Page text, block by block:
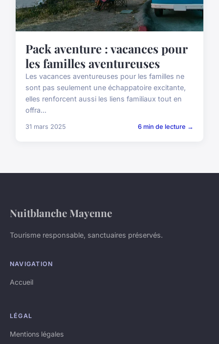
Pack aventure : vacances pour
les familles aventureuses
Les vacances aventureuses pour les familles ne
sont pas seulement une échappatoire excitante,
elles renforcent aussi les liens familiaux tout en
offra...
31 mars 2025 6 min de lecture →
Nuitblanche Mayenne
Tourisme responsable, sanctuaires préservés.
NAVIGATION
Accueil
LÉGAL
Mentions légales